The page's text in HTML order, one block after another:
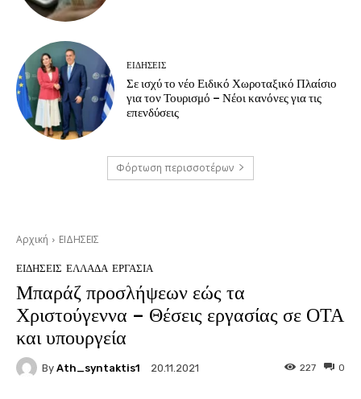
ΕΙΔΗΣΕΙΣ
Σε ισχύ το νέο Ειδικό Χωροταξικό Πλαίσιο
για τον Τουρισμό – Νέοι κανόνες για τις
επενδύσεις
Φόρτωση περισσοτέρων